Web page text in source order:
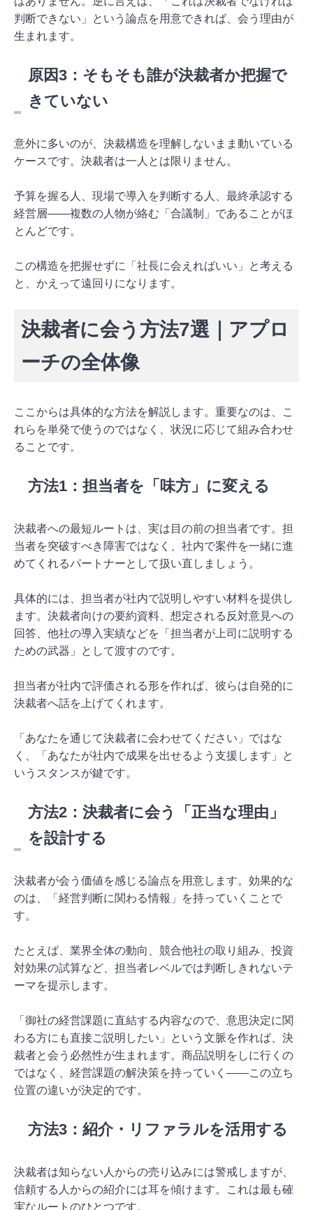
判断できない」という論点を用意できれば、会う理由が
生まれます。
原因3：そもそも誰が決裁者か把握で
きていない
意外に多いのが、決裁構造を理解しないまま動いている
ケースです。決裁者は一人とは限りません。
予算を握る人、現場で導入を判断する人、最終承認する
経営層——複数の人物が絡む「合議制」であることがほ
とんどです。
この構造を把握せずに「社長に会えればいい」と考える
と、かえって遠回りになります。
決裁者に会う方法7選｜アプロ
ーチの全体像
ここからは具体的な方法を解説します。重要なのは、こ
れらを単発で使うのではなく、状況に応じて組み合わせ
ることです。
方法1：担当者を「味方」に変える
決裁者への最短ルートは、実は目の前の担当者です。担
当者を突破すべき障害ではなく、社内で案件を一緒に進
めてくれるパートナーとして扱い直しましょう。
具体的には、担当者が社内で説明しやすい材料を提供し
ます。決裁者向けの要約資料、想定される反対意見への
回答、他社の導入実績などを「担当者が上司に説明する
ための武器」として渡すのです。
担当者が社内で評価される形を作れば、彼らは自発的に
決裁者へ話を上げてくれます。
「あなたを通じて決裁者に会わせてください」ではな
く、「あなたが社内で成果を出せるよう支援します」と
いうスタンスが鍵です。
方法2：決裁者に会う「正当な理由」
を設計する
決裁者が会う価値を感じる論点を用意します。効果的な
のは、「経営判断に関わる情報」を持っていくことで
す。
たとえば、業界全体の動向、競合他社の取り組み、投資
対効果の試算など、担当者レベルでは判断しきれないテ
ーマを提示します。
「御社の経営課題に直結する内容なので、意思決定に関
わる方にも直接ご説明したい」という文脈を作れば、決
裁者と会う必然性が生まれます。商品説明をしに行くの
ではなく、経営課題の解決策を持っていく——この立ち
位置の違いが決定的です。
方法3：紹介・リファラルを活用する
決裁者は知らない人からの売り込みには警戒しますが、
信頼する人からの紹介には耳を傾けます。これは最も確
実なルートのひとつです。